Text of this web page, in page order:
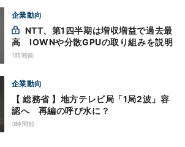
企業動向
高 IOWNや分散GPUの取り組みを説明
1時間前
企業動向
【 総務省 】地方テレビ局「1局2波」容
認へ 再編の呼び水に？
3時間前